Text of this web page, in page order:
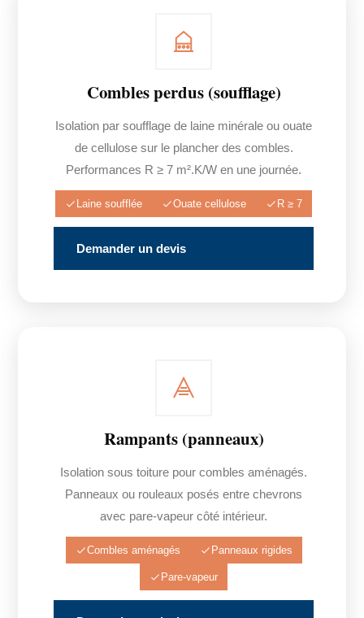
Combles perdus (soufflage)
Isolation par soufflage de laine minérale ou ouate
de cellulose sur le plancher des combles.
Performances R ≥ 7 m².K/W en une journée.
Laine soufflée Ouate cellulose R ≥ 7
Demander un devis
Rampants (panneaux)
Isolation sous toiture pour combles aménagés.
Panneaux ou rouleaux posés entre chevrons
avec pare-vapeur côté intérieur.
Combles aménagés Panneaux rigides
Pare-vapeur